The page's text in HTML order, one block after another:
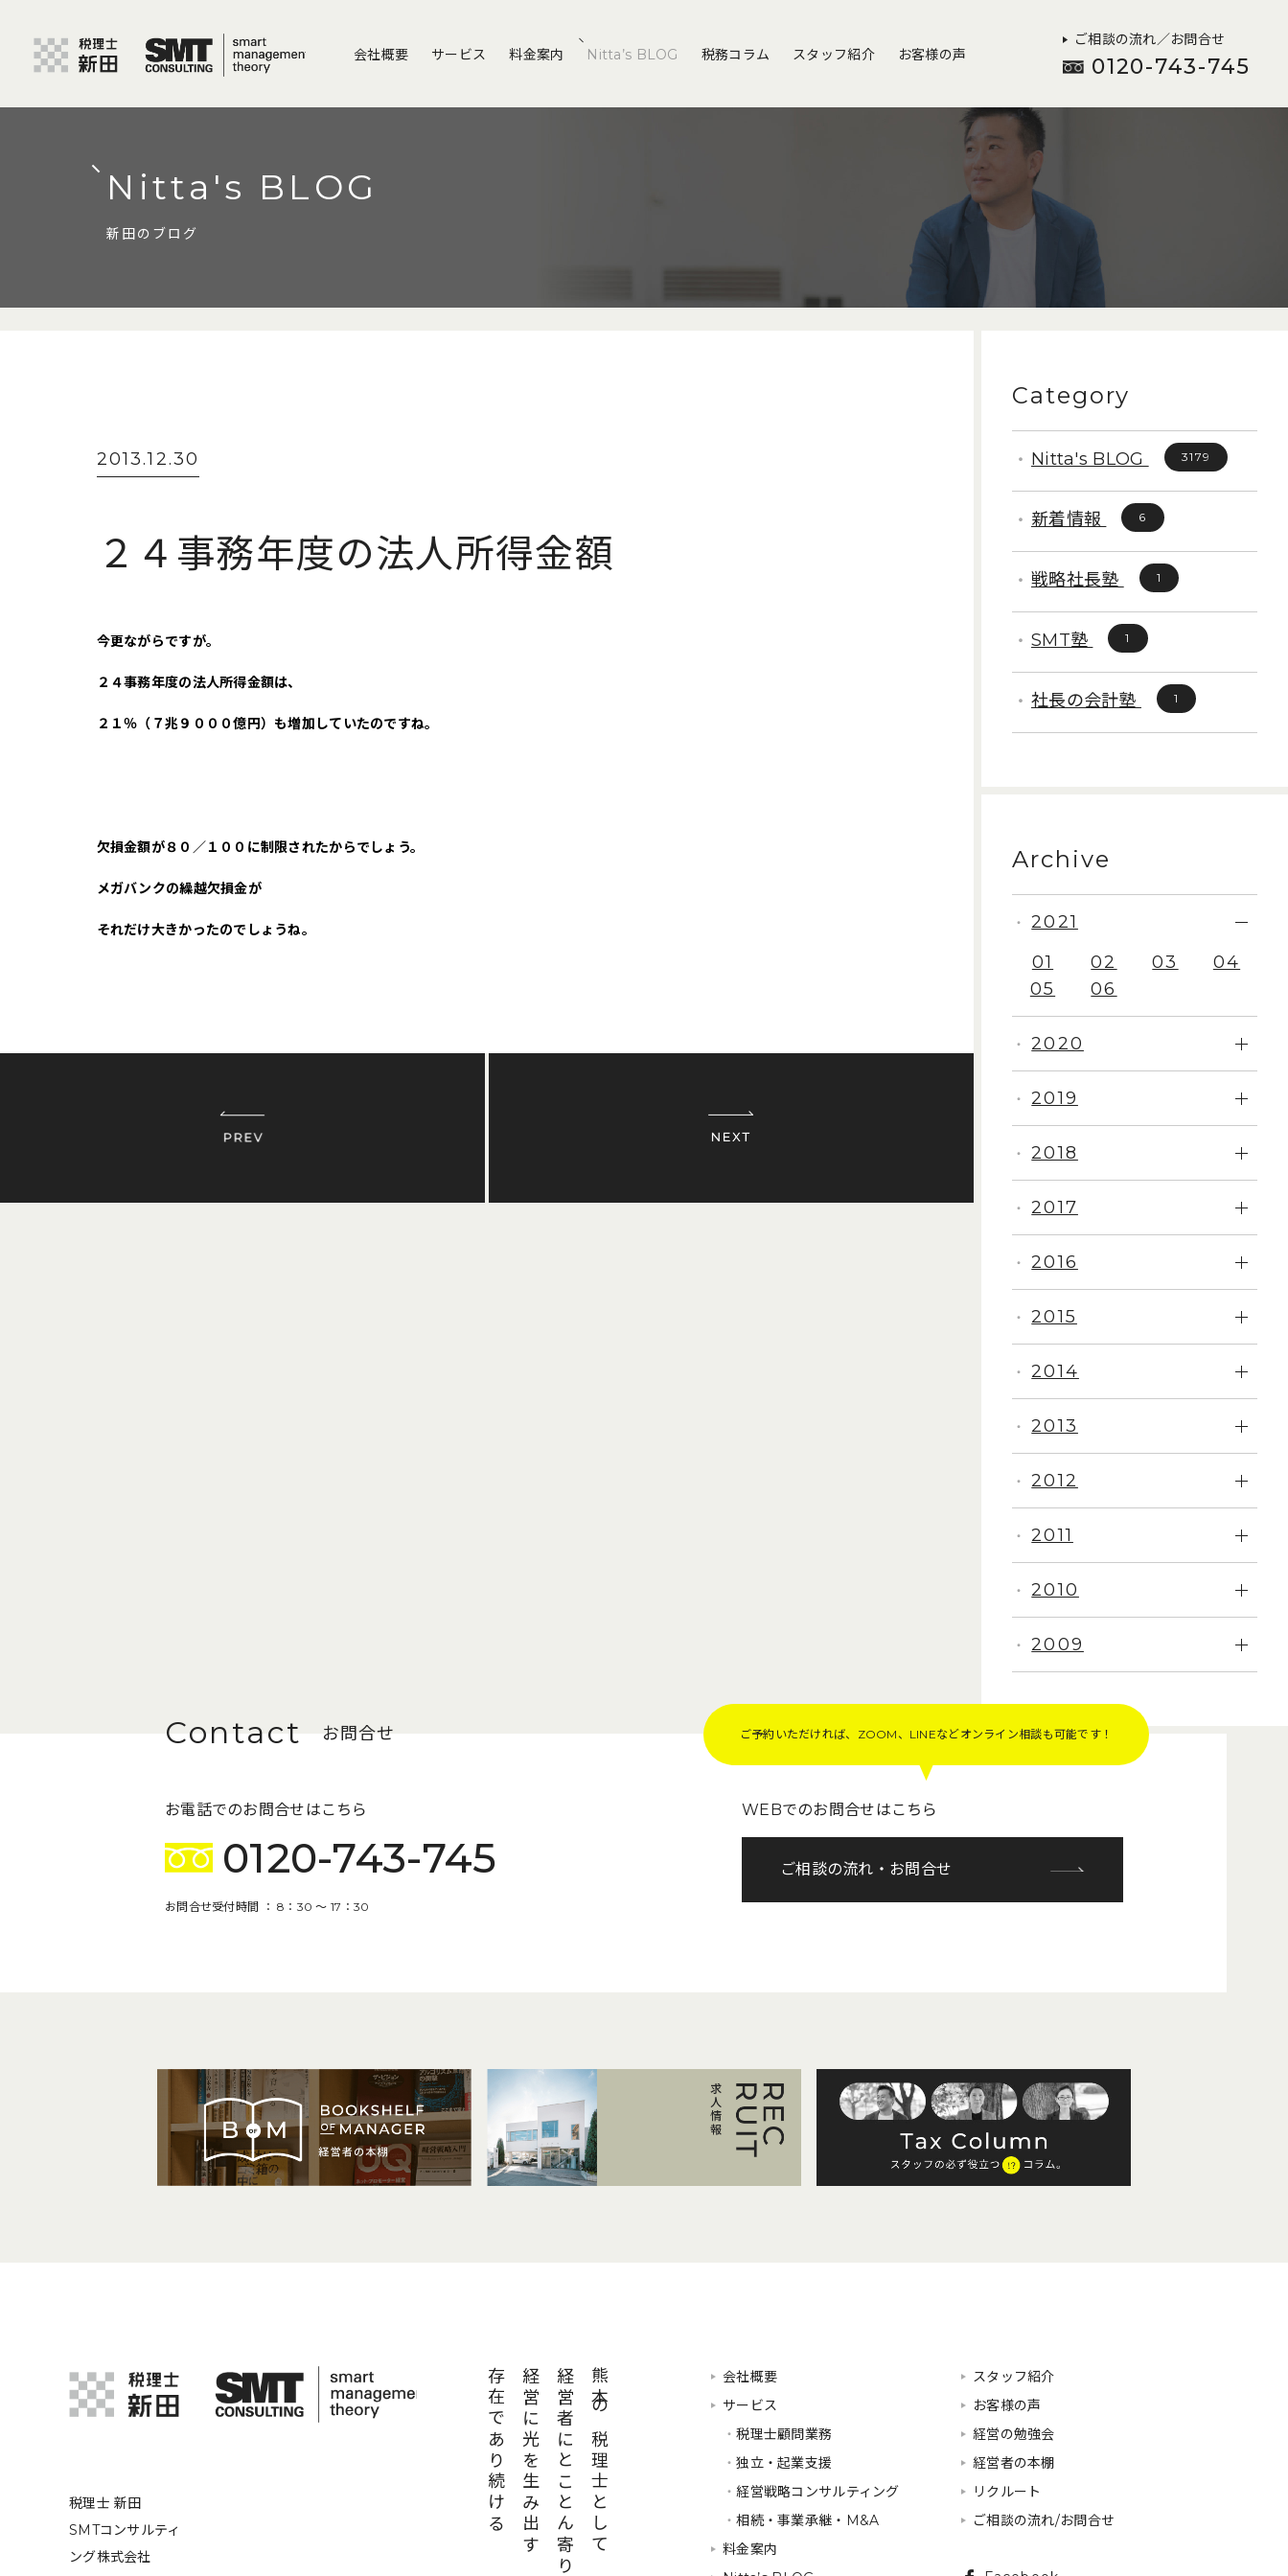
会社概要 サービス 料金案内 Nitta’s BLOG 税務コラム スタッフ紹介 お客様の声
ご相談の流れ／お問合せ
0120-743-745
Nitta's BLOG
新田のブログ
2013.12.30
２４事務年度の法人所得金額
今更ながらですが。
２４事務年度の法人所得金額は、
２１％（７兆９０００億円）も増加していたのですね。
欠損金額が８０／１００に制限されたからでしょう。
メガバンクの繰越欠損金が
それだけ大きかったのでしょうね。
Category
Nitta's BLOG 3179
新着情報 6
戦略社長塾 1
SMT塾 1
社長の会計塾 1
Archive
・ 2009
・ 2010
・ 2011
・ 2012
・ 2013
・ 2014
・ 2015
・ 2016
・ 2017
・ 2018
・ 2019
・ 2020
・
2021
01
02 03
04
05
06
お問合せ
お電話でのお問合せはこちら
0120-743-745
お問合せ受付時間 ： 8：30 〜 17：30
WEBでのお問合せはこちら
ご予約いただければ、ZOOM、LINEなどオンライン相談も可能です！
ご相談の流れ・お問合せ
熊本の税理士として
経営者にとことん寄り添い
経営に光を生み出す
存在であり続ける
税理士 新田
SMTコンサルティ
ング株式会社
会社概要
サービス
・税理士顧問業務
・独立・起業支援
・経営戦略コンサルティング
・相続・事業承継・M&A
料金案内
スタッフ紹介
お客様の声
経営の勉強会
経営者の本棚
リクルート
ご相談の流れ/お問合せ